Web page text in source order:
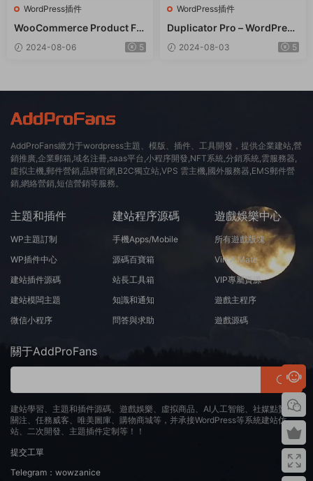
WordPress插件
WooCommerce Product Filt
er 商品篩選器WordPress插
件 – v8.3.0
2024-08-06 5
WordPress插件
Duplicator Pro – WordPress
備份遷移WordPress插件 – v
4.5.15
2024-08-03 5
AddProFans緻力于wordpress主題、模版、插件、工具開發，提供企業建站,營
銷推廣,企業郵箱,域名注冊,saas平台,小程序開發,NFT系統,分銷系統,雲服務器,
虛拟主機,郵件營銷,品牌官網,B2C獨立站,VPS 雲主機,國外服務器,EMS郵件營
銷,網絡營銷,短信營銷等服務。
主題和插件
WP主題訂制
WP插件中心
建站插件源碼
建站模闆主題
微信小程序
建站程序源碼
手機Apps/Mobile
源碼百寶箱
站長工具箱
知識和通知
問答與求助
遊戲娛樂中心
所有遊戲版塊
Virt A Mate
VIP專屬資源
遊戲主程序
遊戲源碼
關于AddProFans
建站學習、主題和插件源碼、遊戲娛樂、虛拟商品、AI人工智能、社媒點贊、
關注、任務威客、唯美圖庫、購物商城等，并承接WordPress等系統建站仿
站、二次開發、主題插件定制等！！
提交工單
Telegram：wowzanice